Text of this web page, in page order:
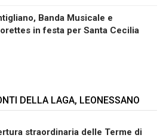
Banda Musicale e
in festa per Santa Cecilia
DELLA LAGA, LEONESSANO
straordinaria delle Terme di